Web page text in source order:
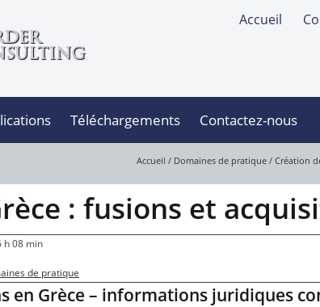
Accueil
Téléchargements Contactez-nous
Accueil / Domaines de pratique / Création
: fusions et
h 08 min
de pratique
en Grèce – informations juridiques